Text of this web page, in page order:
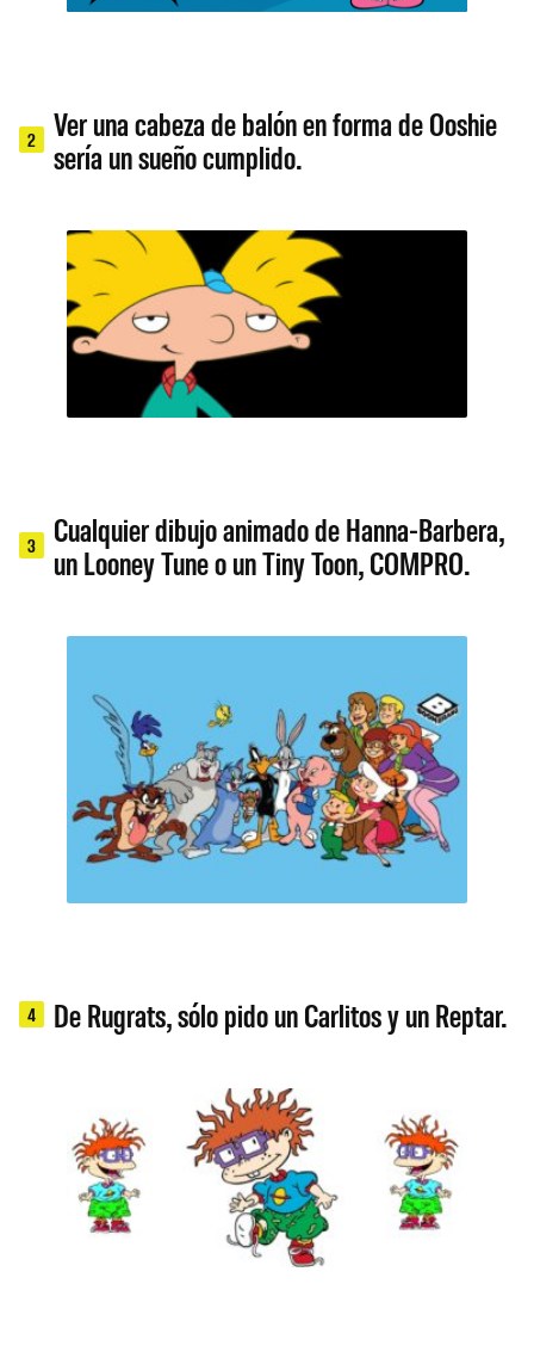
2
Ver una cabeza de balón en forma de Ooshie
sería un sueño cumplido.
3
Cualquier dibujo animado de Hanna-Barbera,
un Looney Tune o un Tiny Toon, COMPRO.
4 De Rugrats, sólo pido un Carlitos y un Reptar.